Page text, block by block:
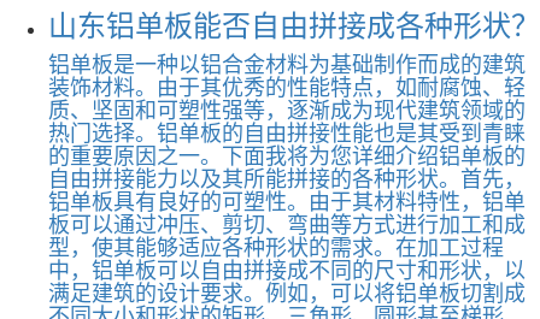
山东铝单板能否自由拼接成各种形状？
铝单板是一种以铝合金材料为基础制作而成的建筑
装饰材料。由于其优秀的性能特点，如耐腐蚀、轻
质、坚固和可塑性强等，逐渐成为现代建筑领域的
热门选择。铝单板的自由拼接性能也是其受到青睐
的重要原因之一。下面我将为您详细介绍铝单板的
自由拼接能力以及其所能拼接的各种形状。首先，
铝单板具有良好的可塑性。由于其材料特性，铝单
板可以通过冲压、剪切、弯曲等方式进行加工和成
型，使其能够适应各种形状的需求。在加工过程
中，铝单板可以自由拼接成不同的尺寸和形状，以
满足建筑的设计要求。例如，可以将铝单板切割成